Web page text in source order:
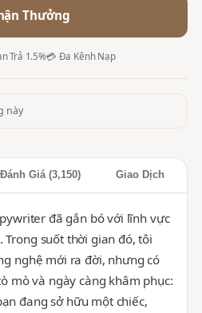
Thưởng
Trả 1.5%💳 Đa Kênh Nạp
này
Đánh Giá (3,150) Giao Dịch
đã gắn bó với lĩnh vực
suốt thời gian đó, tôi
nghệ mới ra đời, nhưng có
mò và ngày càng khâm phục:
đang sở hữu một chiếc,